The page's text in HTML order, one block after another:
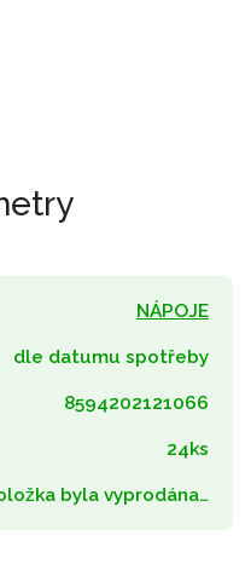
NÁPOJE
dle datumu spotřeby
8594202121066
24ks
byla vyprodána…